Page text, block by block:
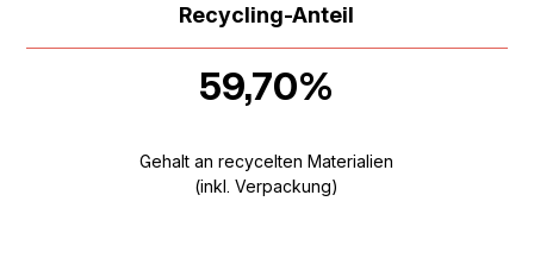
Recycling-Anteil
59,70%
Gehalt an recycelten Materialien
(inkl. Verpackung)